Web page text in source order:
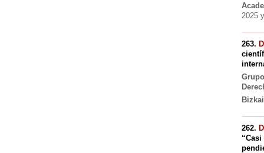
2025
263.
262.